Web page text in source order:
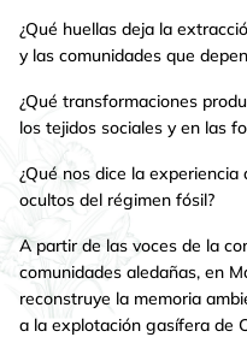
¿Qué huellas deja la
y las comunidades que
¿Qué transformaciones
los tejidos sociales y en las
¿Qué nos dice la
ocultos del régimen fósil?
A partir de las voces de la
comunidades aledañas, en
reconstruye la memoria
a la explotación gasífera de